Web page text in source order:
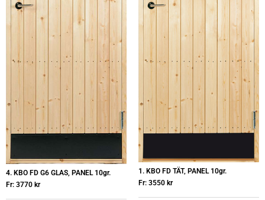
4. KBO FD G6 GLAS, PANEL 10gr.
Fr: 3770 kr
1. KBO FD TÄT, PANEL 10gr.
Fr: 3550 kr